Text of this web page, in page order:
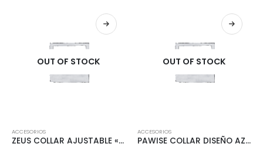
OUT OF STOCK
ACCESORIOS
PAWISE COLLAR DISEÑO AZUL S
OUT OF STOCK
ACCESORIOS
ZEUS COLLAR AJUSTABLE «XL» AZUL DENIM